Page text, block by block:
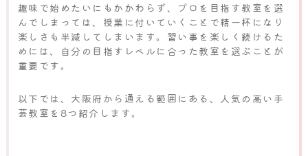
趣味で始めたいにもかかわらず、プロを目指す教室を選
んでしまっては、授業に付いていくことで精一杯になり
楽しさも半減してしまいます。習い事を楽しく続けるた
めには、自分の目指すレベルに合った教室を選ぶことが
重要です。
以下では、大阪府から通える範囲にある、人気の高い手
芸教室を8つ紹介します。